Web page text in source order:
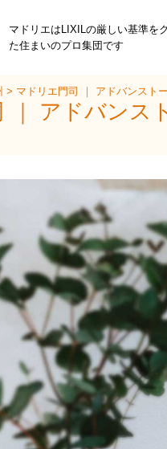
マドリエはLIXILの厳しい基準を
た住まいのプロ集団です
> マドリエ門司 ｜ アドバンスト
｜ アドバンス